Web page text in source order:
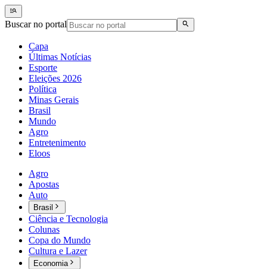
Buscar no portal
Capa
Últimas Notícias
Esporte
Eleições 2026
Política
Minas Gerais
Brasil
Mundo
Agro
Entretenimento
Eloos
Agro
Apostas
Auto
Brasil
Ciência e Tecnologia
Colunas
Copa do Mundo
Cultura e Lazer
Economia